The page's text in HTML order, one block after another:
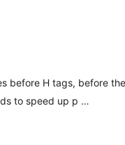
before H tags, before
to speed up p …